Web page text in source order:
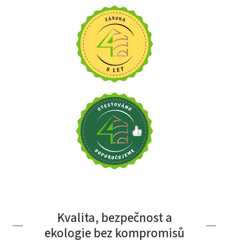
Kvalita, bezpečnost a
ekologie bez kompromisů